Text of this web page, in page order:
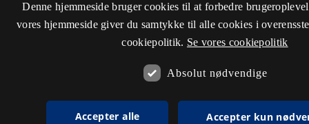
Denne hjemmeside bruger cookies til at forbedre
vores hjemmeside giver du samtykke til alle cookies i
cookiepolitik. Se vores cookiepolitik
Absolut nødvendige
Accepter alle Accepter kun